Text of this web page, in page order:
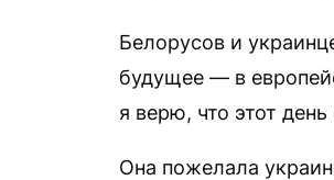
Белорусов и
будущее — в
я верю, что этот
Она пожелала